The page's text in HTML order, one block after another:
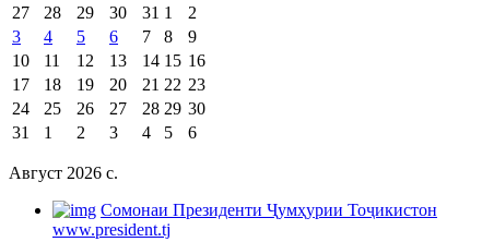
27
28 29 30 31 1
2
3
4 5 6 7 8
9
10
11 12 13 14 15 16
17
18 19 20 21 22 23
24
25 26 27 28 29 30
31
1 2 3 4 5 6
Август 2026 c.
Cомонаи Президенти Ҷумҳурии Тоҷикистон
www.president.tj